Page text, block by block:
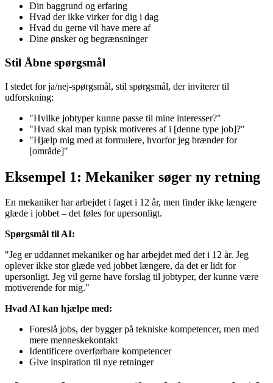
Din baggrund og erfaring
Hvad der ikke virker for dig i dag
Hvad du gerne vil have mere af
Dine ønsker og begrænsninger
Stil Åbne spørgsmål
I stedet for ja/nej-spørgsmål, stil spørgsmål, der inviterer til
udforskning:
"Hvilke jobtyper kunne passe til mine interesser?"
"Hvad skal man typisk motiveres af i [denne type job]?"
"Hjælp mig med at formulere, hvorfor jeg brænder for
[område]"
Eksempel 1: Mekaniker søger ny retning
En mekaniker har arbejdet i faget i 12 år, men finder ikke længere
glæde i jobbet – det føles for upersonligt.
Spørgsmål til AI:
"Jeg er uddannet mekaniker og har arbejdet med det i 12 år. Jeg
oplever ikke stor glæde ved jobbet længere, da det er lidt for
upersonligt. Jeg vil gerne have forslag til jobtyper, der kunne være
motiverende for mig."
Hvad AI kan hjælpe med:
Foreslå jobs, der bygger på tekniske kompetencer, men med
mere menneskekontakt
Identificere overførbare kompetencer
Give inspiration til nye retninger